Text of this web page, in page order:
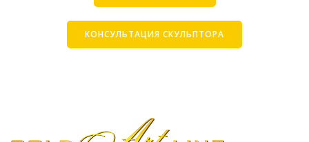
КОНСУЛЬТАЦИЯ СКУЛЬПТОРА